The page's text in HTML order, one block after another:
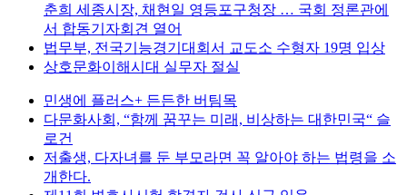
춘희 세종시장, 채현일 영등포구청장 … 국회 정론관에
서 합동기자회견 열어
법무부, 전국기능경기대회서 교도소 수형자 19명 입상
상호문화이해시대 실무자 절실
민생에 플러스+ 든든한 버팀목
다문화사회, “함께 꿈꾸는 미래, 비상하는 대한민국“ 슬
로건
저출생, 다자녀를 둔 부모라면 꼭 알아야 하는 법령을 소
개한다.